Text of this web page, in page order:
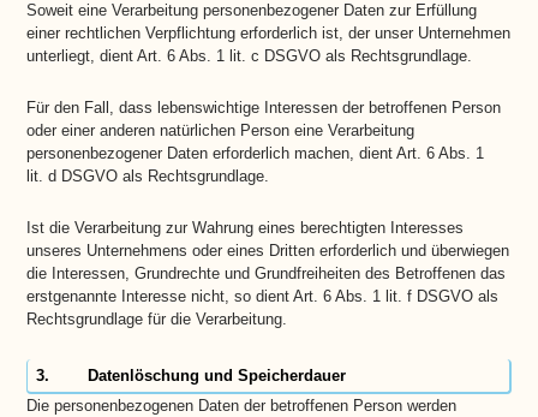
Soweit eine Verarbeitung personenbezogener Daten zur Erfüllung
einer rechtlichen Verpflichtung erforderlich ist, der unser Unternehmen
unterliegt, dient Art. 6 Abs. 1 lit. c DSGVO als Rechtsgrundlage.
Für den Fall, dass lebenswichtige Interessen der betroffenen Person
oder einer anderen natürlichen Person eine Verarbeitung
personenbezogener Daten erforderlich machen, dient Art. 6 Abs. 1
lit. d DSGVO als Rechtsgrundlage.
Ist die Verarbeitung zur Wahrung eines berechtigten Interesses
unseres Unternehmens oder eines Dritten erforderlich und überwiegen
die Interessen, Grundrechte und Grundfreiheiten des Betroffenen das
erstgenannte Interesse nicht, so dient Art. 6 Abs. 1 lit. f DSGVO als
Rechtsgrundlage für die Verarbeitung.
3. Datenlöschung und Speicherdauer
Die personenbezogenen Daten der betroffenen Person werden